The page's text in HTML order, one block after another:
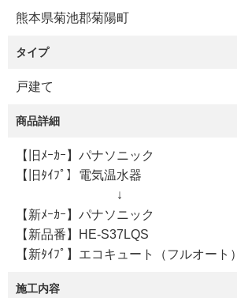
熊本県菊池郡菊陽町
タイプ
戸建て
商品詳細
【旧ﾒｰｶｰ】パナソニック
【旧ﾀｲﾌﾟ】電気温水器
↓
【新ﾒｰｶｰ】パナソニック
【新品番】HE-S37LQS
【新ﾀｲﾌﾟ】エコキュート（フルオート）
施工内容